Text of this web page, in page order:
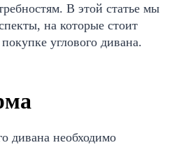
В этой статье мы
на которые стоит
углового дивана.
дивана необходимо